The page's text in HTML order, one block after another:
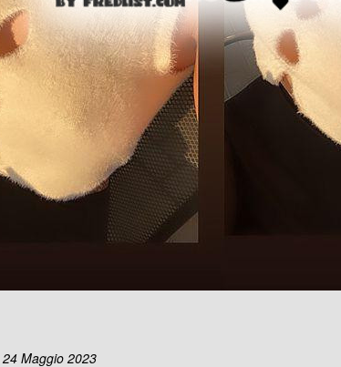
24 Maggio 2023